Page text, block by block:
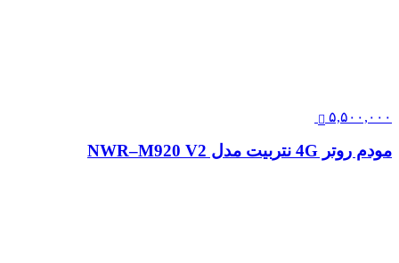
۵,۵۰۰,۰۰۰
مودم روتر 4G نتربیت مدل NWR–M920 V2